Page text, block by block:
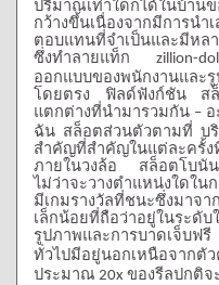
ปริมาณเท่าใดก็ได้ในบ้าน
กว้างขึ้นเนื่องจากมีการน
ตอบแทนที่จำเป็นและมีหล
ซึ่งทำลายแท็ก zillion-
ออกแบบของพนักงานและ
โดยตรง
ฟิลด์ฟังก์ชัน
ส
แตกต่างที่นำมารวมกัน –
ฉัน สล็อตส่วนตัวตามที่ บ
สำคัญที่สำคัญในแต่ละครั้ง
ภายในวงล้อ
สล็อตโบนั
ไม่ว่าจะวางตำแหน่งใดใน
มีเกมรางวัลที่ชนะซึ่งมาจา
เล็กน้อยที่ถือว่าอยู่ในระดับ
รูปภาพและการบาดเจ็บฟรี
ทั่วไปมีอยู่นอกเหนือจากตั
ประมาณ 20x ของรีลปกติจ